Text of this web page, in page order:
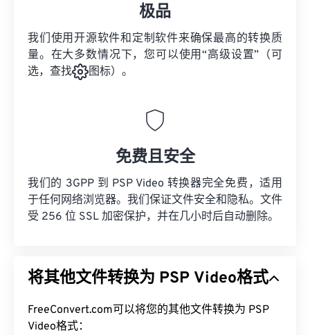
极品
我们使用开源软件和定制软件来确保最高的转换质
量。在大多数情况下，您可以使用“高级设置”（可
选，查找
图标）。
免费且安全
我们的 3GPP 到 PSP Video 转换器完全免费，适用
于任何网络浏览器。我们保证文件安全和隐私。文件
受 256 位 SSL 加密保护，并在几小时后自动删除。
将其他文件转换为 PSP Video格式
FreeConvert.com可以将您的其他文件转换为 PSP
Video格式：